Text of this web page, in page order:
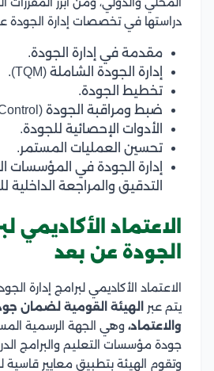
دراستها في تخصصات إدارة
مقدمة في إدارة الجودة.
إدارة الجودة الشاملة (TQM).
تخطيط الجودة.
ضبط ومراقبة الجودة (Quality Control).
الأدوات الإحصائية للجودة.
تحسين العمليات المستمر.
إدارة الجودة في المؤسسات
التدقيق والمراجعة الداخلية
الاعتماد الأكاديمي
الجودة عن بعد
الاعتماد الأكاديمي لبرامج إدارة
يتم عبر الهيئة القومية لضمان
والاعتماد، وهي الجهة الرسمية
جودة مؤسسات التعليم والبرامج
وتقوم الهيئة بتطبيق معايير قاسية